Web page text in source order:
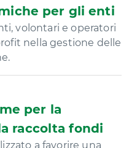
per gli enti
volontari e operatori
nella gestione delle
per la
raccolta fondi
a favorire una